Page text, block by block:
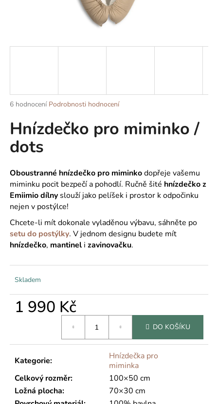
Průměrné
produktu
je
5,0
z
hvězdiček.
6 hodnocení Podrobnosti hodnocení
Hnízdečko pro miminko /
dots
Oboustranné hnízdečko pro miminkodopřeje vašemu
miminku pocit bezpečí a pohodlí. Ručně šité hnízdečko z
Emiimio dílny slouží jako pelíšek i prostor k odpočinku
nejen v postýlce!
Chcete-li mít dokonale vyladěnou výbavu, sáhněte po
setu do postýlky. V jednom designu budete mít
hnízdečko, mantinel i zavinovačku.
Skladem
1 990 Kč
DO KOŠÍKU
Kategorie:
Hnízdečka pro
miminka
Celkový rozměr:
100×50 cm
Ložná plocha:
70×30 cm
t
D
p
o
r
u
č
u
j
e
m